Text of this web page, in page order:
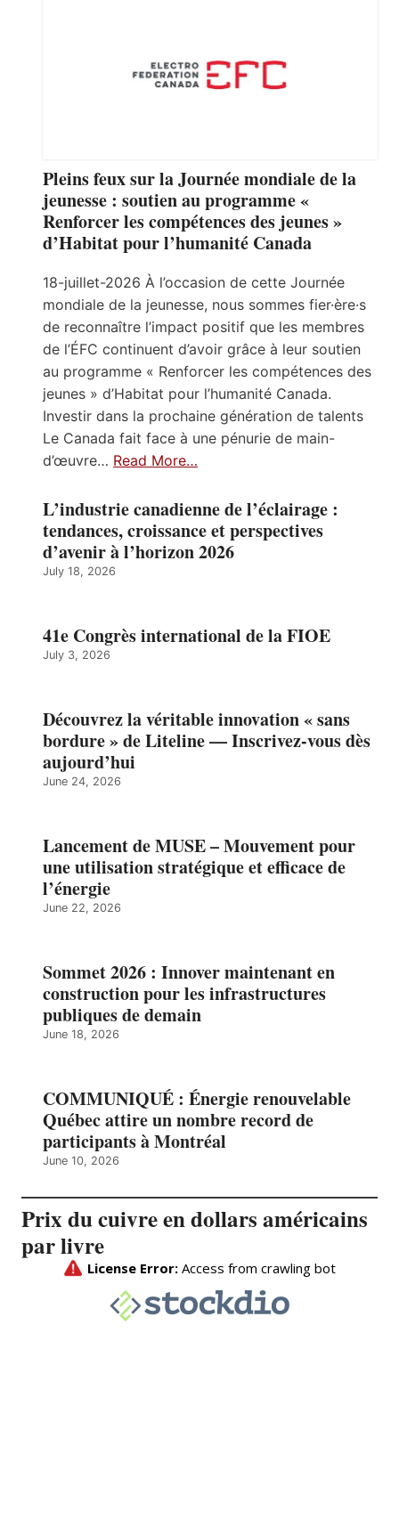
Pleins feux sur la Journée mondiale de la
jeunesse : soutien au programme «
Renforcer les compétences des jeunes »
d’Habitat pour l’humanité Canada
18-juillet-2026 À l’occasion de cette Journée
mondiale de la jeunesse, nous sommes fier·ère·s
de reconnaître l’impact positif que les membres
de l’ÉFC continuent d’avoir grâce à leur soutien
au programme « Renforcer les compétences des
jeunes » d’Habitat pour l’humanité Canada.
Investir dans la prochaine génération de talents
Le Canada fait face à une pénurie de main-
d’œuvre… Read More…
L’industrie canadienne de l’éclairage :
tendances, croissance et perspectives
d’avenir à l’horizon 2026
July 18, 2026
41e Congrès international de la FIOE
July 3, 2026
Découvrez la véritable innovation « sans
bordure » de Liteline — Inscrivez-vous dès
aujourd’hui
June 24, 2026
Lancement de MUSE – Mouvement pour
une utilisation stratégique et efficace de
l’énergie
June 22, 2026
Sommet 2026 : Innover maintenant en
construction pour les infrastructures
publiques de demain
June 18, 2026
COMMUNIQUÉ : Énergie renouvelable
Québec attire un nombre record de
participants à Montréal
June 10, 2026
Prix du cuivre en dollars américains
par livre